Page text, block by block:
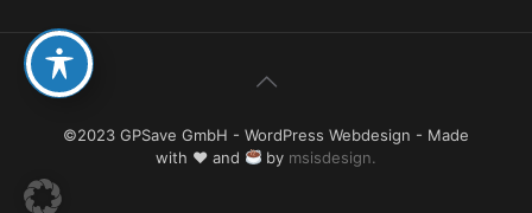
©2023 GPSave GmbH - WordPress Webdesign - Made
with ♥ and
by msisdesign.